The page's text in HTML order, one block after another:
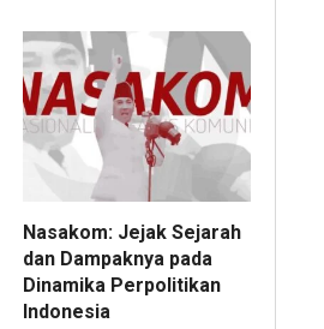
Nasakom: Jejak Sejarah
dan Dampaknya pada
Dinamika Perpolitikan
Indonesia